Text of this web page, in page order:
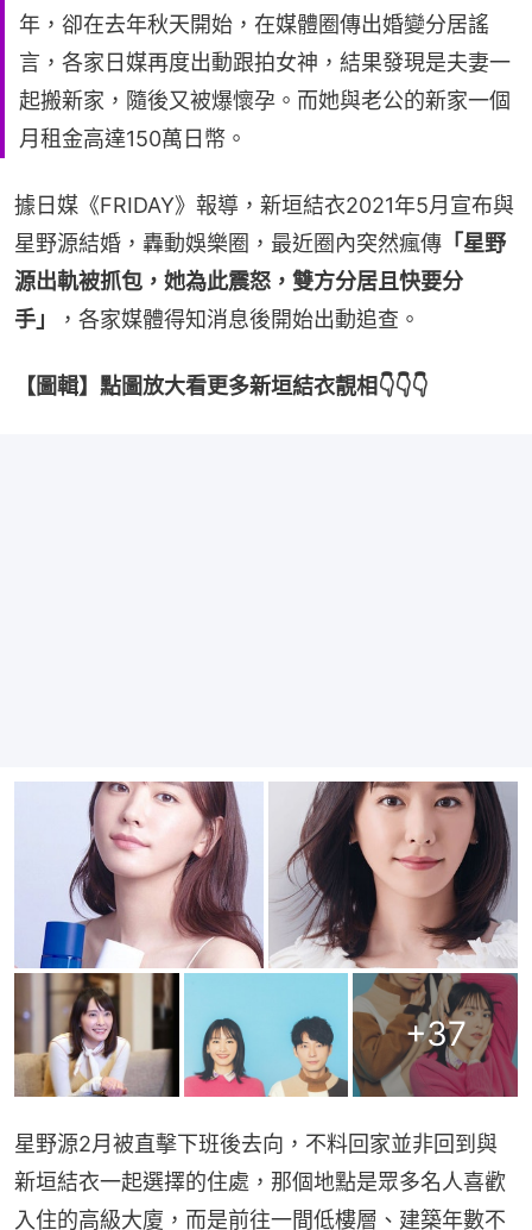
年，卻在去年秋天開始，在媒體圈傳出婚變分居謠
言，各家日媒再度出動跟拍女神，結果發現是夫妻一
起搬新家，隨後又被爆懷孕。而她與老公的新家一個
月租金高達150萬日幣。
據日媒《FRIDAY》報導，新垣結衣2021年5月宣布與
星野源結婚，轟動娛樂圈，最近圈內突然瘋傳 「星野
源出軌被抓包，她為此震怒，雙方分居且快要分
手」
，各家媒體得知消息後開始出動追查。
【圖輯】點圖放大看更多新垣結衣靚相👇👇👇
+37
星野源2月被直擊下班後去向，不料回家並非回到與
新垣結衣一起選擇的住處，那個地點是眾多名人喜歡
入住的高級大廈，而是前往一間低樓層、建築年數不